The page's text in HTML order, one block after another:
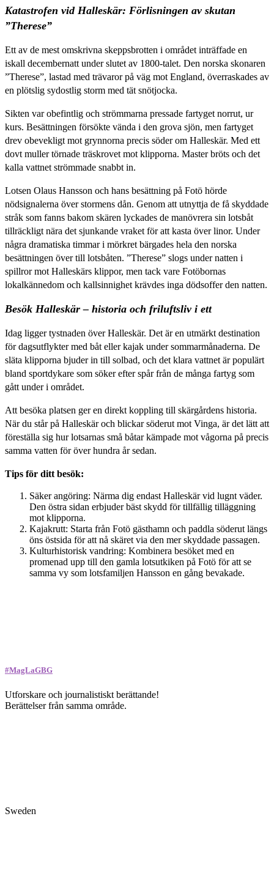
Katastrofen vid Halleskär: Förlisningen av skutan
”Therese”
Ett av de mest omskrivna skeppsbrotten i området inträffade en
iskall decembernatt under slutet av 1800-talet. Den norska skonaren
”Therese”, lastad med trävaror på väg mot England, överraskades av
en plötslig sydostlig storm med tät snötjocka.
Sikten var obefintlig och strömmarna pressade fartyget norrut, ur
kurs. Besättningen försökte vända i den grova sjön, men fartyget
drev obevekligt mot grynnorna precis söder om Halleskär. Med ett
dovt muller törnade träskrovet mot klipporna. Master bröts och det
kalla vattnet strömmade snabbt in.
Lotsen Olaus Hansson och hans besättning på Fotö hörde
nödsignalerna över stormens dån. Genom att utnyttja de få skyddade
stråk som fanns bakom skären lyckades de manövrera sin lotsbåt
tillräckligt nära det sjunkande vraket för att kasta över linor. Under
några dramatiska timmar i mörkret bärgades hela den norska
besättningen över till lotsbåten. ”Therese” slogs under natten i
spillror mot Halleskärs klippor, men tack vare Fotöbornas
lokalkännedom och kallsinnighet krävdes inga dödsoffer den natten.
Besök Halleskär – historia och friluftsliv i ett
Idag ligger tystnaden över Halleskär. Det är en utmärkt destination
för dagsutflykter med båt eller kajak under sommarmånaderna. De
släta klipporna bjuder in till solbad, och det klara vattnet är populärt
bland sportdykare som söker efter spår från de många fartyg som
gått under i området.
Att besöka platsen ger en direkt koppling till skärgårdens historia.
När du står på Halleskär och blickar söderut mot Vinga, är det lätt att
föreställa sig hur lotsarnas små båtar kämpade mot vågorna på precis
samma vatten för över hundra år sedan.
Tips för ditt besök:
Säker angöring: Närma dig endast Halleskär vid lugnt väder.
Den östra sidan erbjuder bäst skydd för tillfällig tilläggning
mot klipporna.
Kajakrutt: Starta från Fotö gästhamn och paddla söderut längs
öns östsida för att nå skäret via den mer skyddade passagen.
Kulturhistorisk vandring: Kombinera besöket med en
promenad upp till den gamla lotsutkiken på Fotö för att se
samma vy som lotsfamiljen Hansson en gång bevakade.
#MagLaGBG
Utforskare och journalistiskt berättande!
Berättelser från samma område.
Sweden